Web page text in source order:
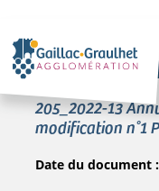
205_2022-13
modification n°1
Date du document :